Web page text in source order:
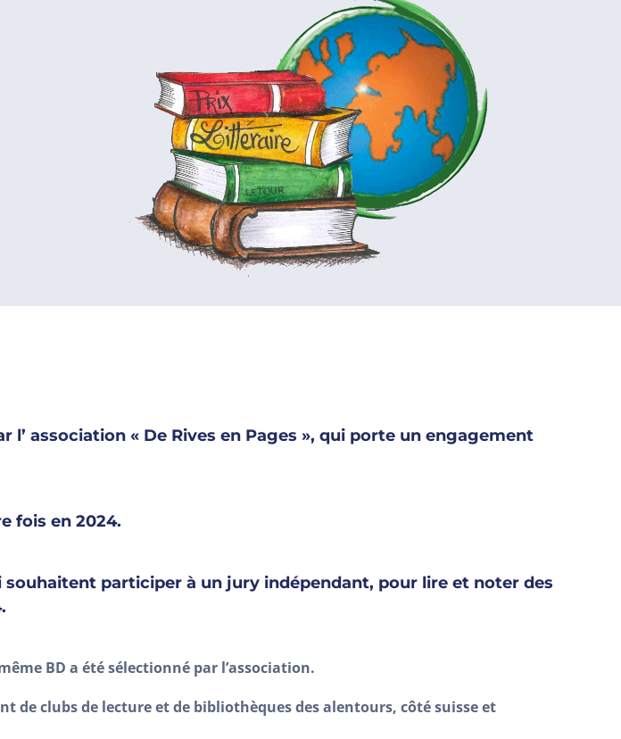
association « De Rives en Pages », qui porte un engagement
fois en 2024.
participer à un jury indépendant, pour lire et noter des
BD a été sélectionné par l’association.
de clubs de lecture et de bibliothèques des alentours, côté suisse et